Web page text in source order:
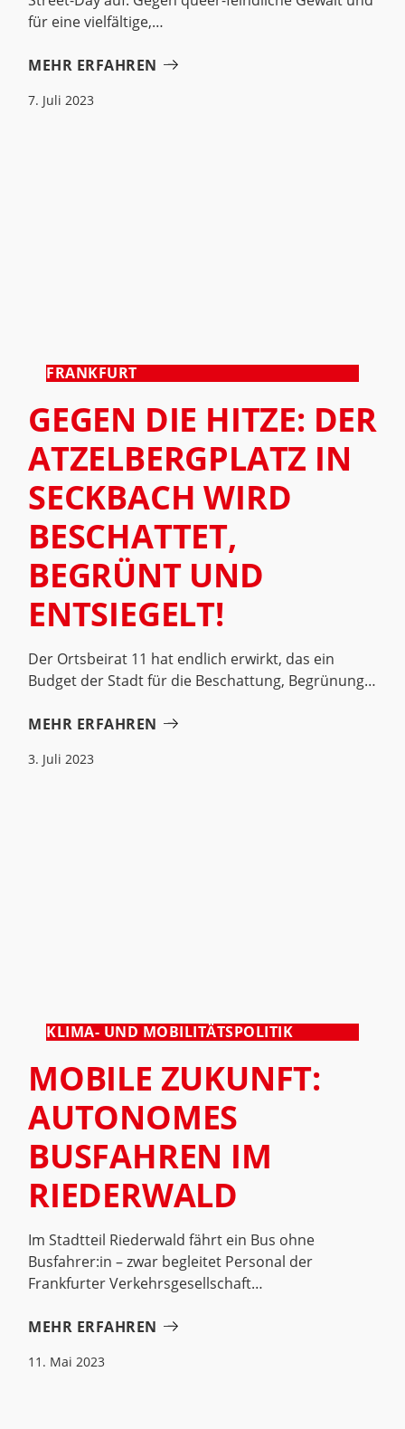
für eine vielfältige,
MEHR ERFAHREN
7. Juli 2023
FRANKFURT
GEGEN DIE HITZE: DER
ATZELBERGPLATZ IN
SECKBACH WIRD
BESCHATTET,
BEGRÜNT UND
ENTSIEGELT!
Der Ortsbeirat 11 hat endlich erwirkt, das ein
Budget der Stadt für die Beschattung, Begrünung
MEHR ERFAHREN
3. Juli 2023
KLIMA- UND MOBILITÄTSPOLITIK
MOBILE ZUKUNFT:
AUTONOMES
BUSFAHREN IM
RIEDERWALD
Im Stadtteil Riederwald fährt ein Bus ohne
Busfahrer:in – zwar begleitet Personal der
Frankfurter Verkehrsgesellschaft
MEHR ERFAHREN
11. Mai 2023